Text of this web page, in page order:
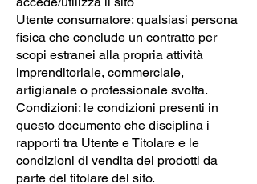
Utente consumatore: qualsiasi persona
fisica che conclude un contratto per
scopi estranei alla propria attività
imprenditoriale, commerciale,
artigianale o professionale svolta.
Condizioni: le condizioni presenti in
questo documento che disciplina i
rapporti tra Utente e Titolare e le
condizioni di vendita dei prodotti da
parte del titolare del sito.